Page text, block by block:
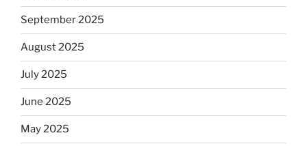
September 2025
August 2025
July 2025
June 2025
May 2025